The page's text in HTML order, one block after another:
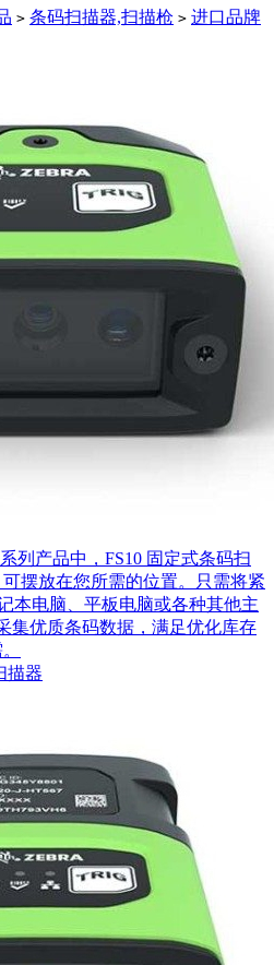
> 条码扫描器,扫描枪 > 进口品牌
列产品中，FS10 固定式条码扫
可摆放在您所需的位置。只需将紧
本电脑、平板电脑或各种其他主
集优质条码数据，满足优化库存
描器